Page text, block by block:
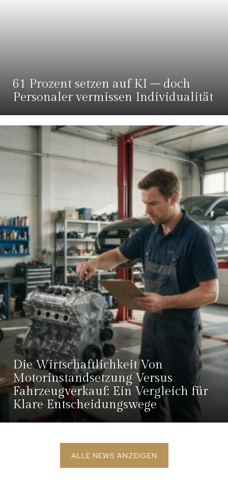
61 Prozent setzen auf KI – doch
Personaler vermissen Individualität
Die Wirtschaftlichkeit Von
Motorinstandsetzung Versus
Fahrzeugverkauf: Ein Vergleich für
Klare Entscheidungswege
ALLE NEWS ANZEIGEN